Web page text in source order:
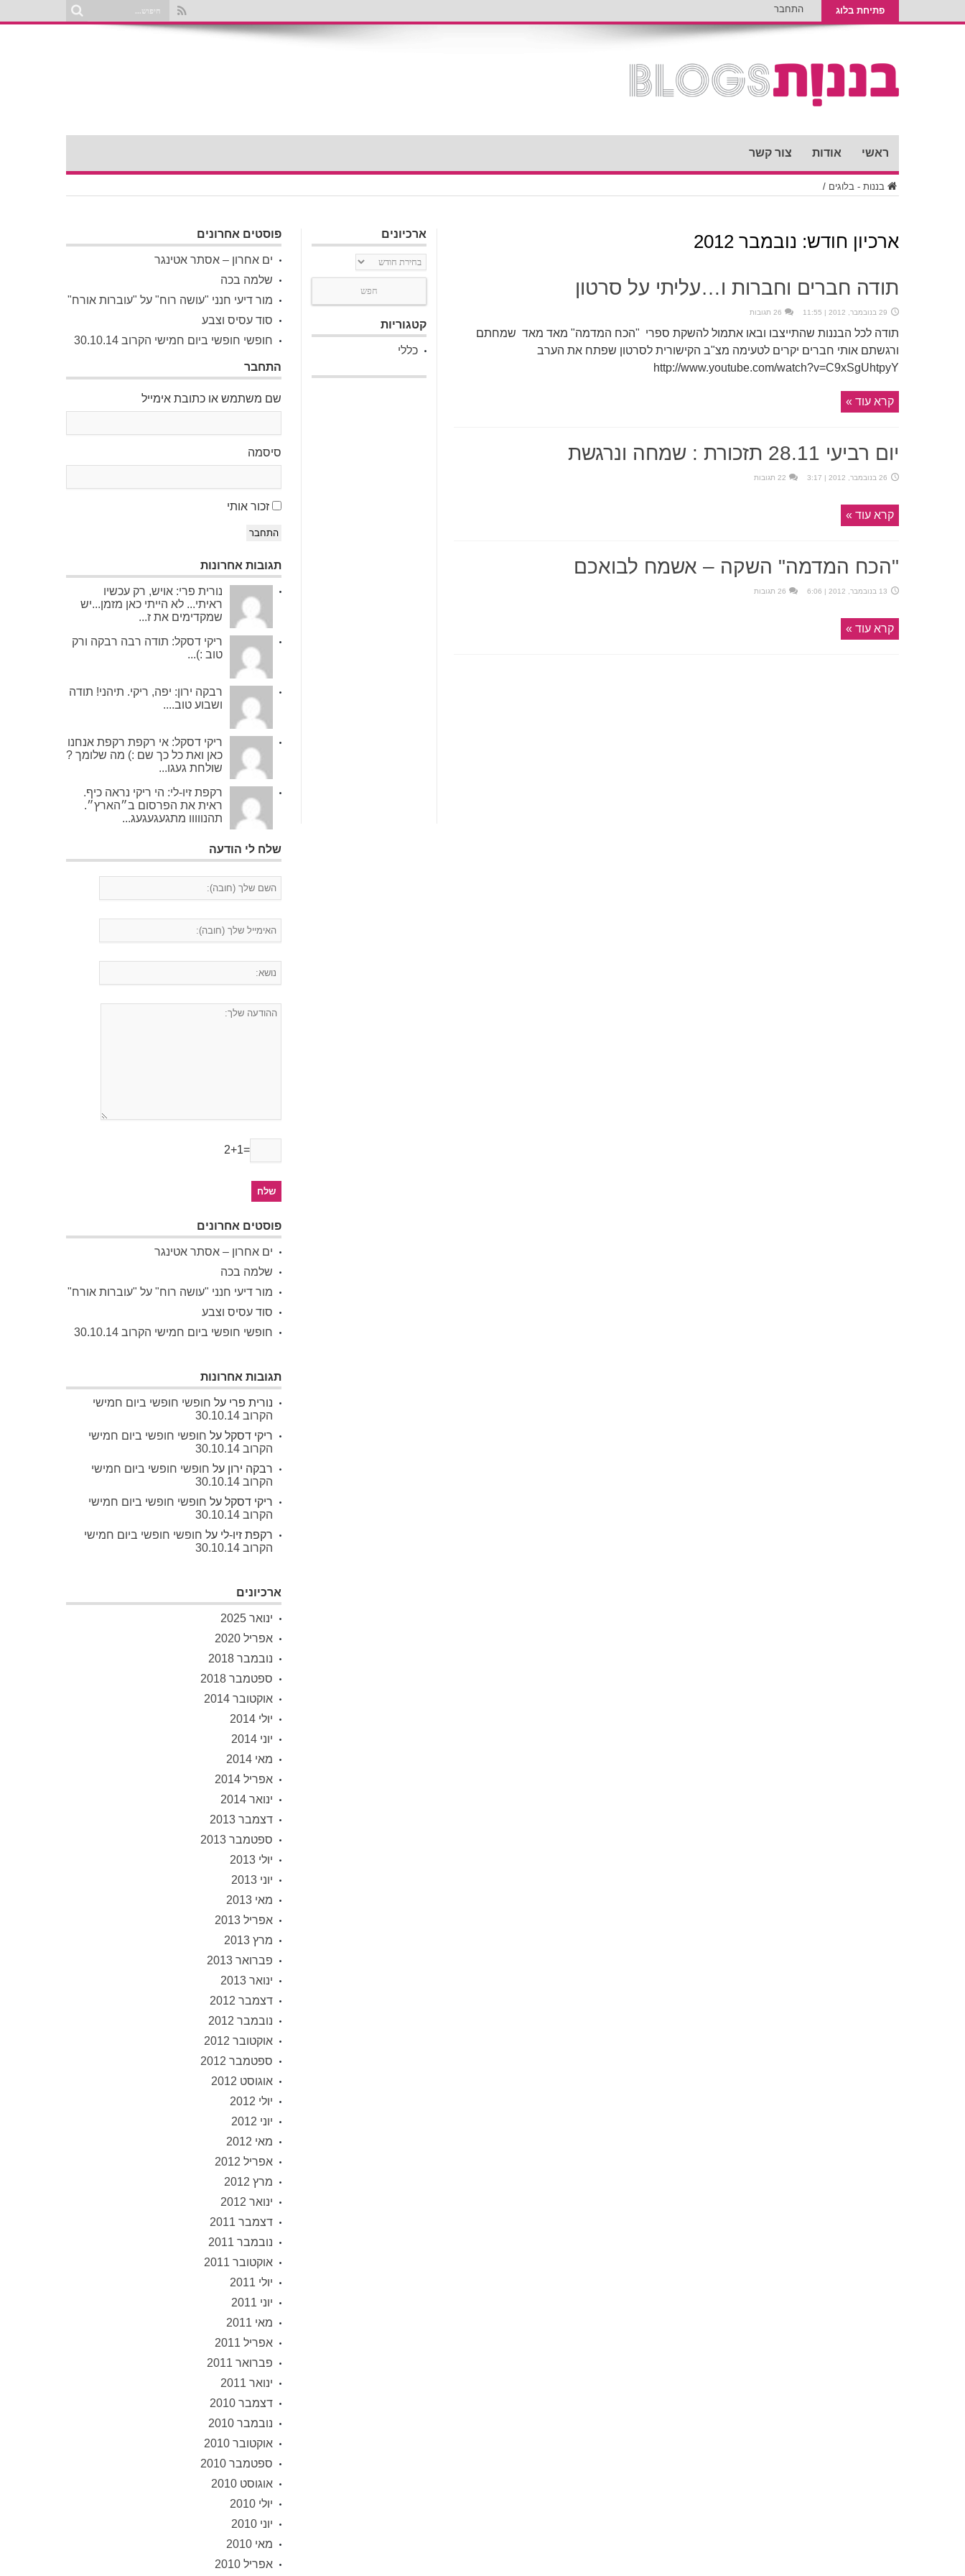
פתיחת בלוג התחבר
ראשי אודות צור קשר
בננות - בלוגים /
ארכיון חודש: נובמבר 2012
תודה חברים וחברות ו…עליתי על סרטון
29 בנובמבר, 2012 | 11:55 26 תגובות
תודה לכל הבננות שהתייצבו ובאו אתמול להשקת ספרי "הכח המדמה" מאד מאד שמחתם
ורגשתם אותי חברים יקרים לטעימה מצ"ב הקישורית לסרטון שפתח את הערב
http://www.youtube.com/watch?v=C9xSgUhtpyY
קרא עוד »
יום רביעי 28.11 תזכורת : שמחה ונרגשת
26 בנובמבר, 2012 | 3:17 22 תגובות
קרא עוד »
"הכח המדמה" השקה – אשמח לבואכם
13 בנובמבר, 2012 | 6:06 26 תגובות
קרא עוד »
ארכיונים
ארכיונים
קטגוריות
כללי
פוסטים אחרונים
ים אחרון – אסתר אטינגר
שלמה בכה
מור דיעי חנני "עושה רוח" על "עוברות אורח"
סוד עסיס וצבע
חופשי חופשי ביום חמישי הקרוב 30.10.14
התחבר
שם משתמש או כתובת אימייל
סיסמה
זכור אותי
התחבר
תגובות אחרונות
נורית פרי: אויש, רק עכשיו
ראיתי... לא הייתי כאן מזמן...יש
שמקדימים את ז...
ריקי דסקל: תודה רבה רבקה ורק
טוב :)...
רבקה ירון: יפה, ריקי. תיהני! תודה
ושבוע טוב....
ריקי דסקל: אי רקפת רקפת אנחנו
כאן ואת כל כך שם :) מה שלומך ?
שולחת געגו...
רקפת זיו-לי: הי ריקי נראה כיף.
ראית את הפרסום ב״הארץ״.
תהנווווו מתגעגעגעג...
שלח לי הודעה
2+1=
פוסטים אחרונים
ים אחרון – אסתר אטינגר
שלמה בכה
מור דיעי חנני "עושה רוח" על "עוברות אורח"
סוד עסיס וצבע
חופשי חופשי ביום חמישי הקרוב 30.10.14
תגובות אחרונות
נורית פרי על חופשי חופשי ביום חמישי
הקרוב 30.10.14
ריקי דסקל על חופשי חופשי ביום חמישי
הקרוב 30.10.14
רבקה ירון על חופשי חופשי ביום חמישי
הקרוב 30.10.14
ריקי דסקל על חופשי חופשי ביום חמישי
הקרוב 30.10.14
רקפת זיו-לי על חופשי חופשי ביום חמישי
הקרוב 30.10.14
ארכיונים
ינואר 2025
אפריל 2020
נובמבר 2018
ספטמבר 2018
אוקטובר 2014
יולי 2014
יוני 2014
מאי 2014
אפריל 2014
ינואר 2014
דצמבר 2013
ספטמבר 2013
יולי 2013
יוני 2013
מאי 2013
אפריל 2013
מרץ 2013
פברואר 2013
ינואר 2013
דצמבר 2012
נובמבר 2012
אוקטובר 2012
ספטמבר 2012
אוגוסט 2012
יולי 2012
יוני 2012
מאי 2012
אפריל 2012
מרץ 2012
ינואר 2012
דצמבר 2011
נובמבר 2011
אוקטובר 2011
יולי 2011
יוני 2011
מאי 2011
אפריל 2011
פברואר 2011
ינואר 2011
דצמבר 2010
נובמבר 2010
אוקטובר 2010
ספטמבר 2010
אוגוסט 2010
יולי 2010
יוני 2010
מאי 2010
אפריל 2010